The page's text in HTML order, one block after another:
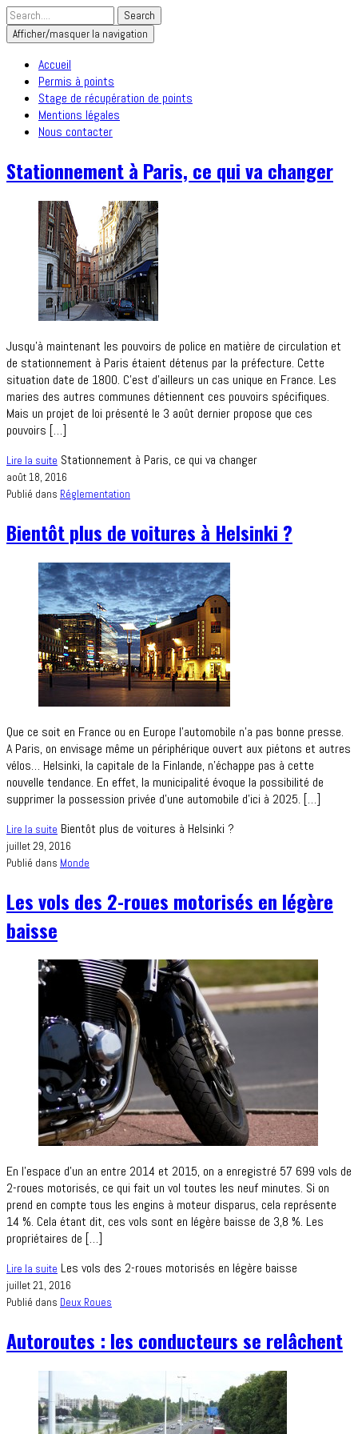
Afficher/masquer la navigation
Accueil
Permis à points
Stage de récupération de points
Mentions légales
Nous contacter
Stationnement à Paris, ce qui va changer
Jusqu’à maintenant les pouvoirs de police en matière de circulation et
de stationnement à Paris étaient détenus par la préfecture. Cette
situation date de 1800. C’est d’ailleurs un cas unique en France. Les
maries des autres communes détiennent ces pouvoirs spécifiques.
Mais un projet de loi présenté le 3 août dernier propose que ces
pouvoirs […]
Lire la suite Stationnement à Paris, ce qui va changer
août 18, 2016
Publié dans Réglementation
Bientôt plus de voitures à Helsinki ?
Que ce soit en France ou en Europe l’automobile n’a pas bonne presse.
A Paris, on envisage même un périphérique ouvert aux piétons et autres
vélos… Helsinki, la capitale de la Finlande, n’échappe pas à cette
nouvelle tendance. En effet, la municipalité évoque la possibilité de
supprimer la possession privée d’une automobile d’ici à 2025. […]
Lire la suite Bientôt plus de voitures à Helsinki ?
juillet 29, 2016
Publié dans Monde
Les vols des 2-roues motorisés en légère
baisse
En l’espace d’un an entre 2014 et 2015, on a enregistré 57 699 vols de
2-roues motorisés, ce qui fait un vol toutes les neuf minutes. Si on
prend en compte tous les engins à moteur disparus, cela représente
14 %. Cela étant dit, ces vols sont en légère baisse de 3,8 %. Les
propriétaires de […]
Lire la suite Les vols des 2-roues motorisés en légère baisse
juillet 21, 2016
Publié dans Deux Roues
Autoroutes : les conducteurs se relâchent